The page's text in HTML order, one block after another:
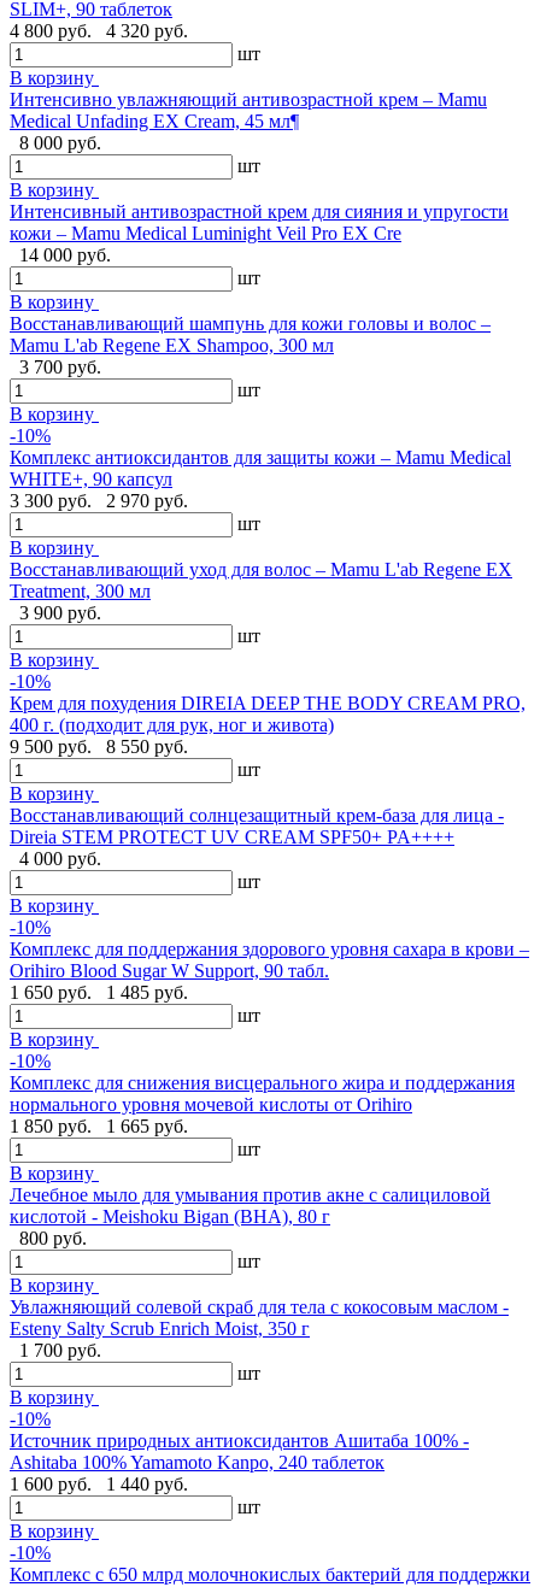
SLIM+, 90 таблеток
4 800 руб.
4 320 руб.
шт
В корзину
Интенсивно увлажняющий антивозрастной крем – Mamu
Medical Unfading EX Cream, 45 мл¶
8 000 руб.
шт
В корзину
Интенсивный антивозрастной крем для сияния и упругости
кожи – Mamu Medical Luminight Veil Pro EX Cre
14 000 руб.
шт
В корзину
Восстанавливающий шампунь для кожи головы и волос –
Mamu L'ab Regene EX Shampoo, 300 мл
3 700 руб.
шт
В корзину
-10%
Комплекс антиоксидантов для защиты кожи – Mamu Medical
WHITE+, 90 капсул
3 300 руб.
2 970 руб.
шт
В корзину
Восстанавливающий уход для волос – Mamu L'ab Regene EX
Treatment, 300 мл
3 900 руб.
шт
В корзину
-10%
Крем для похудения DIREIA DEEP THE BODY CREAM PRO,
400 г. (подходит для рук, ног и живота)
9 500 руб.
8 550 руб.
шт
В корзину
Восстанавливающий солнцезащитный крем-база для лица -
Direia STEM PROTECT UV CREAM SPF50+ PA++++
4 000 руб.
шт
В корзину
-10%
Комплекс для поддержания здорового уровня сахара в крови –
Orihiro Blood Sugar W Support, 90 табл.
1 650 руб.
1 485 руб.
шт
В корзину
-10%
Комплекс для снижения висцерального жира и поддержания
нормального уровня мочевой кислоты от Orihiro
1 850 руб.
1 665 руб.
шт
В корзину
Лечебное мыло для умывания против акне с салициловой
кислотой - Meishoku Bigan (BHA), 80 г
800 руб.
шт
В корзину
Увлажняющий солевой скраб для тела с кокосовым маслом -
Esteny Salty Scrub Enrich Moist, 350 г
1 700 руб.
шт
В корзину
-10%
Источник природных антиоксидантов Ашитаба 100% -
Ashitaba 100% Yamamoto Kanpo, 240 таблеток
1 600 руб.
1 440 руб.
шт
В корзину
-10%
Комплекс с 650 млрд молочнокислых бактерий для поддержки